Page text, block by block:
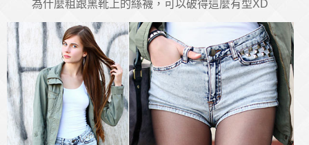
為什麼粗跟黑靴上的絲襪，可以破得這麼有型XD